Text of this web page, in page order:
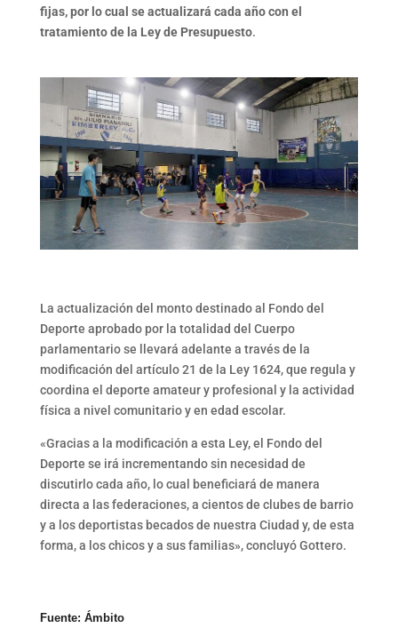
fijas, por lo cual se actualizará cada año con el
tratamiento de la Ley de Presupuesto.
La actualización del monto destinado al Fondo del
Deporte aprobado por la totalidad del Cuerpo
parlamentario se llevará adelante a través de la
modificación del artículo 21 de la Ley 1624, que regula y
coordina el deporte amateur y profesional y la actividad
física a nivel comunitario y en edad escolar.
«Gracias a la modificación a esta Ley, el Fondo del
Deporte se irá incrementando sin necesidad de
discutirlo cada año, lo cual beneficiará de manera
directa a las federaciones, a cientos de clubes de barrio
y a los deportistas becados de nuestra Ciudad y, de esta
forma, a los chicos y a sus familias», concluyó Gottero.
Fuente: Ámbito